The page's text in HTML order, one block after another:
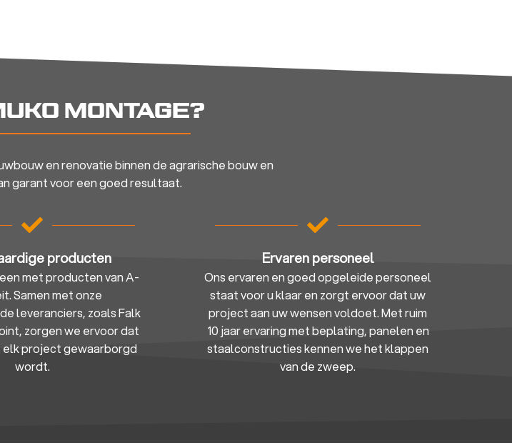
MONTAGE?
en renovatie binnen de agrarische bouw en
garant voor een goed resultaat.
producten
met producten van A-
Samen met onze
leveranciers, zoals Falk
zorgen we ervoor dat
elk project gewaarborgd
wordt.
Ervaren personeel
Ons ervaren en goed opgeleide personeel
staat voor u klaar en zorgt ervoor dat uw
project aan uw wensen voldoet. Met ruim
10 jaar ervaring met beplating, panelen en
staalconstructies kennen we het klappen
van de zweep.